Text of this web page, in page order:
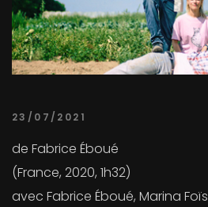
23/07/2021
de Fabrice Éboué
(France, 2020, 1h32)
avec Fabrice Éboué, Marina Foïs